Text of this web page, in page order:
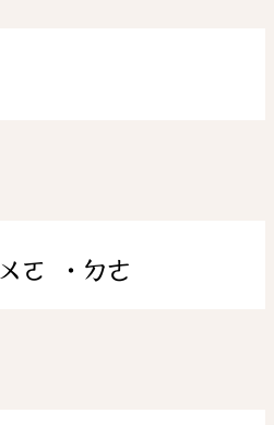
ㄛ ˙ㄉㄜ